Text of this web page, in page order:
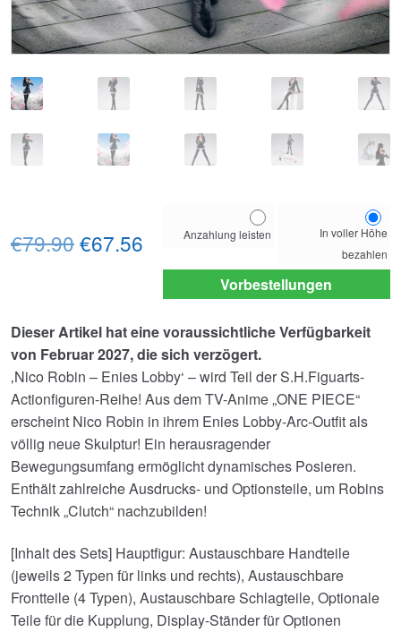
yourAnzahlung leisten
In voller Höhe
bezahlen
Vorbestellungen
€79.90Ursprünglicher
€79.90
€67.56 Aktueller
Preis
ist:
€67.56.
Dieser Artikel hat eine voraussichtliche Verfügbarkeit
von Februar 2027, die sich verzögert.
‚Nico Robin – Enies Lobby‘ – wird Teil der S.H.Figuarts-
Actionfiguren-Reihe! Aus dem TV-Anime „ONE PIECE“
erscheint Nico Robin in ihrem Enies Lobby-Arc-Outfit als
völlig neue Skulptur! Ein herausragender
Bewegungsumfang ermöglicht dynamisches Posieren.
Enthält zahlreiche Ausdrucks- und Optionsteile, um Robins
Technik „Clutch“ nachzubilden!
[Inhalt des Sets] Hauptfigur: Austauschbare Handteile
(jeweils 2 Typen für links und rechts), Austauschbare
Frontteile (4 Typen), Austauschbare Schlagteile, Optionale
Teile für die Kupplung, Display-Ständer für Optionen